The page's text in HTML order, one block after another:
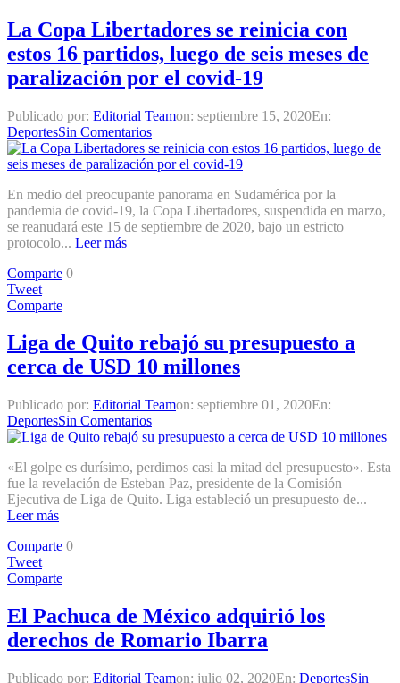
La Copa Libertadores se reinicia con
estos 16 partidos, luego de seis meses de
paralización por el covid-19
Publicado por: Editorial Teamon: septiembre 15, 2020En:
DeportesSin Comentarios
En medio del preocupante panorama en Sudamérica por la
pandemia de covid-19, la Copa Libertadores, suspendida en marzo,
se reanudará este 15 de septiembre de 2020, bajo un estricto
protocolo... Leer más
Comparte 0
Tweet
Comparte
Liga de Quito rebajó su presupuesto a
cerca de USD 10 millones
Publicado por: Editorial Teamon: septiembre 01, 2020En:
DeportesSin Comentarios
«El golpe es durísimo, perdimos casi la mitad del presupuesto». Esta
fue la revelación de Esteban Paz, presidente de la Comisión
Ejecutiva de Liga de Quito. Liga estableció un presupuesto de...
Leer más
Comparte 0
Tweet
Comparte
El Pachuca de México adquirió los
derechos de Romario Ibarra
Publicado por: Editorial Teamon: julio 02, 2020En: DeportesSin